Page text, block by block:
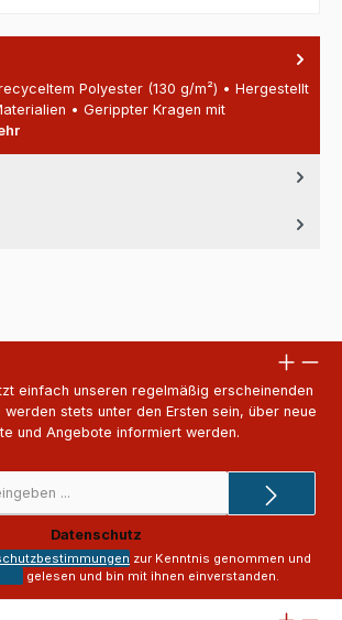
Polyester (130 g/m²) • Hergestellt
• Gerippter Kragen mit
einfach unseren regelmäßig erscheinenden
werden stets unter den Ersten sein, über neue
und Angebote informiert werden.
Mail-
Adresse
*
Datenschutz
zur Kenntnis genommen und
gelesen und bin mit ihnen einverstanden.